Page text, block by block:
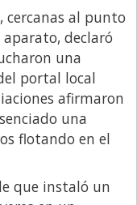
cercanas al punto
declaró
una
portal local
afirmaron
una
flotando en el
que instaló un